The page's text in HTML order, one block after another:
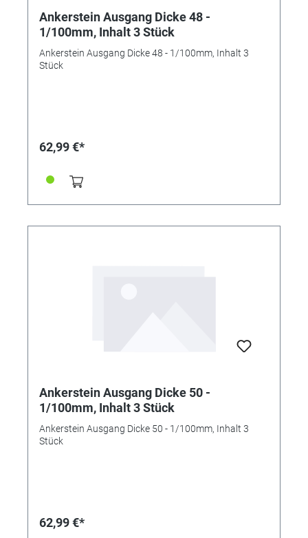
Ankerstein Ausgang Dicke 48 -
1/100mm, Inhalt 3 Stück
Ankerstein Ausgang Dicke 48 - 1/100mm, Inhalt 3
Stück
62,99 €*
Ankerstein Ausgang Dicke 50 -
1/100mm, Inhalt 3 Stück
Ankerstein Ausgang Dicke 50 - 1/100mm, Inhalt 3
Stück
62,99 €*